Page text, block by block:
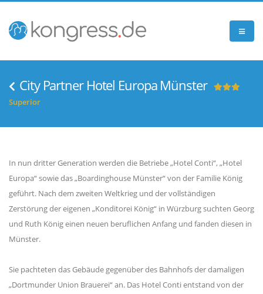
City Partner Hotel Europa Münster
Superior
In nun dritter Generation werden die Betriebe „Hotel Conti“, „Hotel
Europa“ sowie das „Boardinghouse Münster“ von der Familie König
geführt. Nach dem zweiten Weltkrieg und der vollständigen
Zerstörung der eigenen „Konditorei König“ in Würzburg suchten Georg
und Ruth König einen neuen beruflichen Anfang und fanden diesen in
Münster.
Sie pachteten das Gebäude gegenüber des Bahnhofs der damaligen
„Dortmunder Union Brauerei“ an. Das Hotel Conti entstand von der